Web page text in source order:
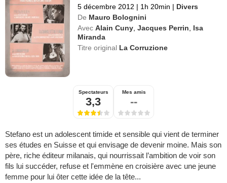
5 décembre 2012 | 1h 20min | Divers
De Mauro Bolognini
Avec Alain Cuny,Jacques Perrin, Isa
Miranda
Titre original La Corruzione
Spectateurs
3,3
Mes amis
--
Stefano est un adolescent timide et sensible qui vient de terminer
ses études en Suisse et qui envisage de devenir moine. Mais son
père, riche éditeur milanais, qui nourrissait l’ambition de voir son
fils lui succéder, refuse et l'emmène en croisière avec une jeune
femme pour lui ôter cette idée de la tête...